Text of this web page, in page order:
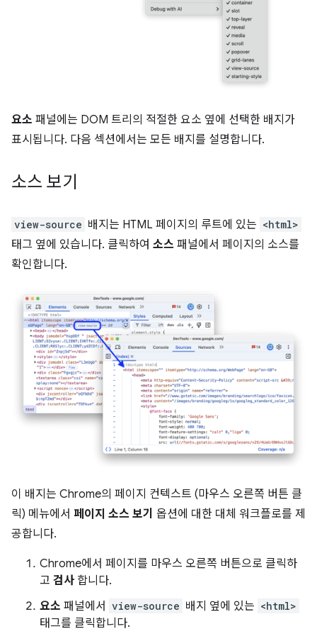
요소 패널에는 DOM 트리의 적절한 요소 옆에 선택한 배지가
표시됩니다. 다음 섹션에서는 모든 배지를 설명합니다.
소스 보기
view-source 배지는 HTML 페이지의 루트에 있는 <html>
태그 옆에 있습니다. 클릭하여 소스 패널에서 페이지의 소스를
확인합니다.
이 배지는 Chrome의 페이지 컨텍스트 (마우스 오른쪽 버튼 클
릭) 메뉴에서 페이지 소스 보기 옵션에 대한 대체 워크플로를 제
공합니다.
Chrome에서 페이지를 마우스 오른쪽 버튼으로 클릭하
고 검사 합니다.
요소 패널에서 view-source 배지 옆에 있는 <html>
태그를 클릭합니다.